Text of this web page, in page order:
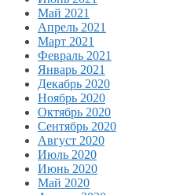
Май 2021
Апрель 2021
Март 2021
Февраль 2021
Январь 2021
Декабрь 2020
Ноябрь 2020
Октябрь 2020
Сентябрь 2020
Август 2020
Июль 2020
Июнь 2020
Май 2020